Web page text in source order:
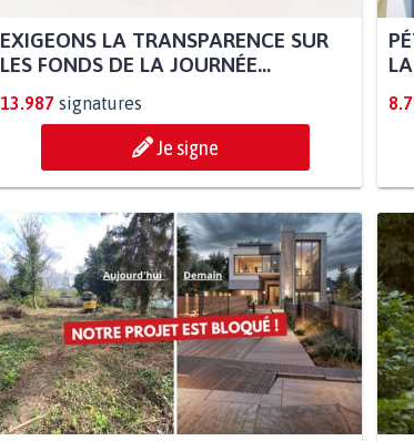
EXIGEONS LA TRANSPARENCE SUR
LES FONDS DE LA JOURNÉE...
13.987 signatures
Je signe